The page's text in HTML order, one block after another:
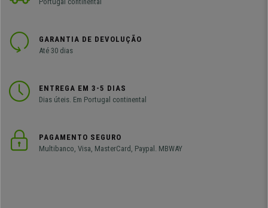
GARANTIA DE DEVOLUÇÃO
Até 30 dias
ENTREGA EM 3-5 DIAS
Dias úteis. Em Portugal continental
PAGAMENTO SEGURO
Multibanco, Visa, MasterCard, Paypal. MBWAY